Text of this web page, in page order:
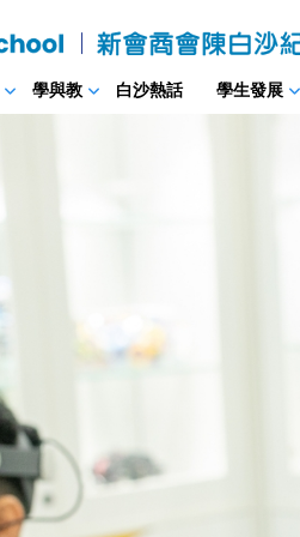
學與教 白沙熱話 學生發展